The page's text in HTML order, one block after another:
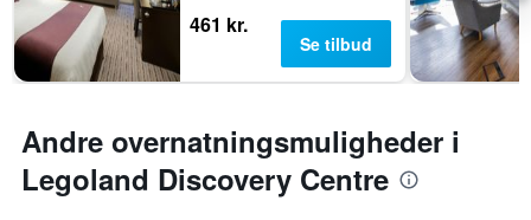
461 kr.
Se tilbud
Andre overnatningsmuligheder i
Legoland Discovery Centre